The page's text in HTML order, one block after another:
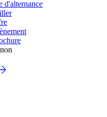
d'alternance